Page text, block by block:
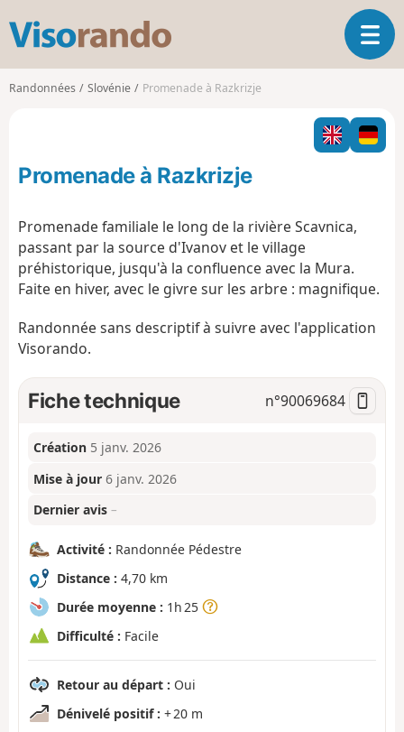
s
o
o
O
u
i
r
l
a
i
Randonnées Slovénie Promenade à Razkrizje
Promenade à Razkrizje
Promenade familiale le long de la rivière Scavnica,
passant par la source d'Ivanov et le village
préhistorique, jusqu'à la confluence avec la Mura.
Faite en hiver, avec le givre sur les arbre : magnifique.
Randonnée sans descriptif à suivre avec l'application
Visorando.
Fiche technique n°90069684
Création 5 janv. 2026
Mise à jour 6 janv. 2026
Dernier avis –
Activité : Randonnée Pédestre
Distance : 4,70 km
Durée moyenne : 1h 25
Difficulté : Facile
Retour au départ : Oui
Dénivelé positif : + 20 m